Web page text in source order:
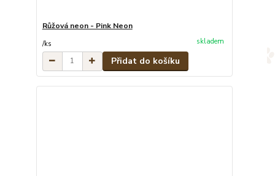
Růžová neon - Pink Neon
/ks skladem
Přidat do košíku